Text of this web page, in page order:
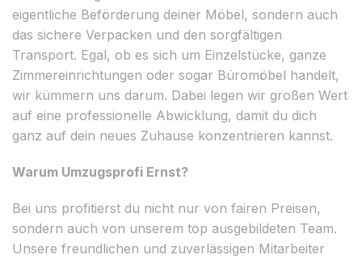
eigentliche Beförderung deiner Möbel, sondern auch
das sichere Verpacken und den sorgfältigen
Transport. Egal, ob es sich um Einzelstücke, ganze
Zimmereinrichtungen oder sogar Büromöbel handelt,
wir kümmern uns darum. Dabei legen wir großen Wert
auf eine professionelle Abwicklung, damit du dich
ganz auf dein neues Zuhause konzentrieren kannst.
Warum Umzugsprofi Ernst?
Bei uns profitierst du nicht nur von fairen Preisen,
sondern auch von unserem top ausgebildeten Team.
Unsere freundlichen und zuverlässigen Mitarbeiter